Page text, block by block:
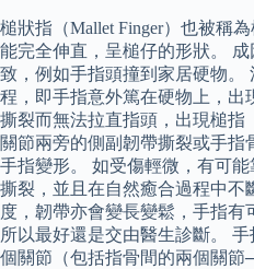
槌狀指（Mallet Finger）也被稱
能完全伸直，呈槌仔的形狀。
致，例如手指頭撞到家居硬物。
程，即手指意外篤在硬物上，出
撕裂而無法拉直指頭，出現槌指
關節兩旁的側副韌帶撕裂或手指
手指變形。 如受傷輕微，有可
撕裂，並且在自然癒合過程中不
度，韌帶亦會變長變鬆，手指有
所以最好還是交由醫生診斷。
個關節（包括指骨間的兩個關